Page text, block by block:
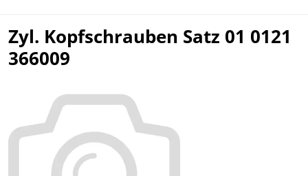
Zyl. Kopfschrauben Satz 01 0121
366009